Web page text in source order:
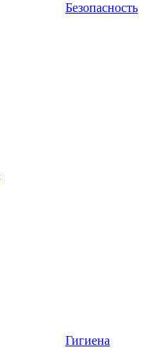
Безопасность
Гигиена